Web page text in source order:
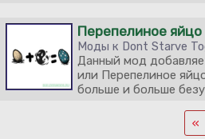
Перепелиное яйцо
Моды к Dont Starve
Данный мод
или Перепелиное
больше и больше
«